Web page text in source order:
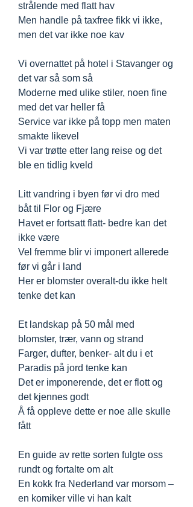
strålende med flatt hav
Men handle på taxfree fikk vi ikke,
men det var ikke noe kav
Vi overnattet på hotel i Stavanger og
det var så som så
Moderne med ulike stiler, noen fine
med det var heller få
Service var ikke på topp men maten
smakte likevel
Vi var trøtte etter lang reise og det
ble en tidlig kveld
Litt vandring i byen før vi dro med
båt til Flor og Fjære
Havet er fortsatt flatt- bedre kan det
ikke være
Vel fremme blir vi imponert allerede
før vi går i land
Her er blomster overalt-du ikke helt
tenke det kan
Et landskap på 50 mål med
blomster, trær, vann og strand
Farger, dufter, benker- alt du i et
Paradis på jord tenke kan
Det er imponerende, det er flott og
det kjennes godt
Å få oppleve dette er noe alle skulle
fått
En guide av rette sorten fulgte oss
rundt og fortalte om alt
En kokk fra Nederland var morsom –
en komiker ville vi han kalt